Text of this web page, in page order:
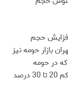
حجم
بازار حومه نیز
در حومه
پایتخت نیز حجم معاملات خرید مسکن دست‌‌کم 20 تا 30 درصد